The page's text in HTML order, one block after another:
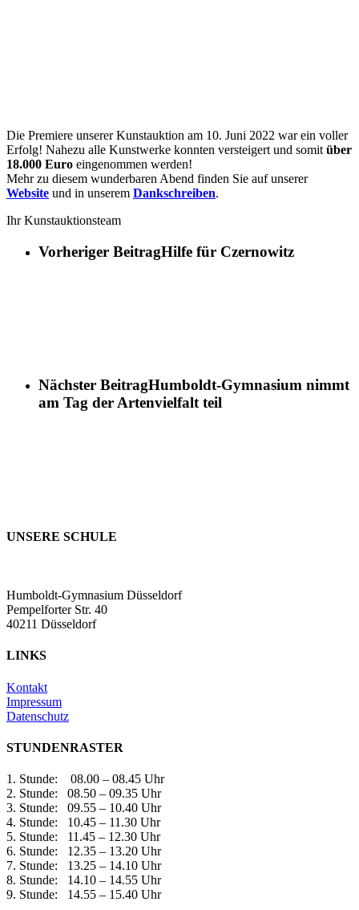
Die Premiere unserer Kunstauktion am 10. Juni 2022 war ein voller
Erfolg! Nahezu alle Kunstwerke konnten versteigert und somit über
18.000 Euro eingenommen werden!
Mehr zu diesem wunderbaren Abend finden Sie auf unserer
Website und in unserem Dankschreiben.
IhrKunstauktionsteam
Vorheriger BeitragHilfe für Czernowitz
Nächster BeitragHumboldt-Gymnasium nimmt
am Tag der Artenvielfalt teil
UNSERE SCHULE
Humboldt-Gymnasium Düsseldorf
Pempelforter Str. 40
40211 Düsseldorf
LINKS
Kontakt
Impressum
Datenschutz
STUNDENRASTER
1. Stunde: 08.00 – 08.45 Uhr
2. Stunde: 08.50 – 09.35 Uhr
3. Stunde: 09.55 – 10.40 Uhr
4. Stunde: 10.45 – 11.30 Uhr
5. Stunde: 11.45 – 12.30 Uhr
6. Stunde: 12.35 – 13.20 Uhr
7. Stunde: 13.25 – 14.10 Uhr
8. Stunde: 14.10 – 14.55 Uhr
9. Stunde: 14.55 – 15.40 Uhr